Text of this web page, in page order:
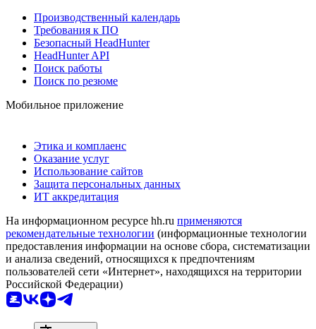
Производственный календарь
Требования к ПО
Безопасный HeadHunter
HeadHunter API
Поиск работы
Поиск по резюме
Мобильное приложение
Этика и комплаенс
Оказание услуг
Использование сайтов
Защита персональных данных
ИТ аккредитация
На информационном ресурсе hh.ru применяются
рекомендательные технологии (информационные технологии
предоставления информации на основе сбора, систематизации
и анализа сведений, относящихся к предпочтениям
пользователей сети «Интернет», находящихся на территории
Российской Федерации)